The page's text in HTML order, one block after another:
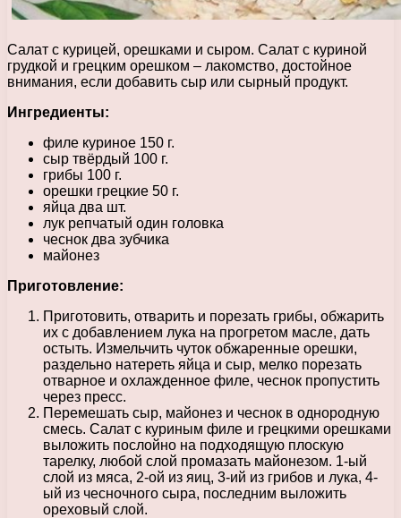
Салат с курицей, орешками и сыром. Салат с куриной
грудкой и грецким орешком – лакомство, достойное
внимания, если добавить сыр или сырный продукт.
Ингредиенты:
филе куриное 150 г.
сыр твёрдый 100 г.
грибы 100 г.
орешки грецкие 50 г.
яйца два шт.
лук репчатый один головка
чеснок два зубчика
майонез
Приготовление:
Приготовить, отварить и порезать грибы, обжарить
их с добавлением лука на прогретом масле, дать
остыть. Измельчить чуток обжаренные орешки,
раздельно натереть яйца и сыр, мелко порезать
отварное и охлажденное филе, чеснок пропустить
через пресс.
Перемешать сыр, майонез и чеснок в однородную
смесь. Салат с куриным филе и грецкими орешками
выложить послойно на подходящую плоскую
тарелку, любой слой промазать майонезом. 1-ый
слой из мяса, 2-ой из яиц, 3-ий из грибов и лука, 4-
ый из чесночного сыра, последним выложить
ореховый слой.